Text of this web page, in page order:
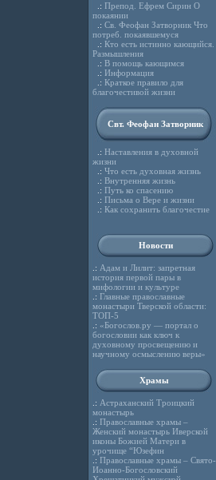
.: Препод. Ефрем Сирин О
покаянии
.: Св. Феофан Затворник Что
потреб. покаявшемуся
.: Кто есть истинно кающийся.
Размышления
.: В помощь кающимся
.: Информация
.: Краткое правило для
благочестивой жизни
Свт. Феофан Затворник
.: Наставления в духовной
жизни
.: Что есть духовная жизнь
.: Внутренняя жизнь
.: Путь ко спасению
.: Письма о Вере и жизни
.: Как сохранить благочестие
Новости
.: Адам и Лилит: запретная
история первой пары в
мифологии и культуре
.: Главные православные
монастыри Тверской области:
ТОП-5
.: «Богослов.ру — портал о
богословии как ключ к
духовному просвещению и
научному осмыслению веры»
Храмы
.: Астраханский Троицкий
монастырь
.: Православные храмы –
Женский монастырь Иверской
иконы Божией Матери в
урочище “Юзефин
.: Православные храмы – Свято-
Иоанно-Богословский